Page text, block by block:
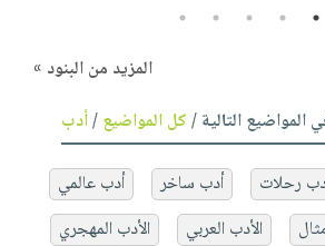
1
2
3
4
5
المزيد من البنود »
التالية /كل المواضيع/أدب
رحلات أدب ساخر
أدب عالمي
الأدب العربي
الأدب المهجري